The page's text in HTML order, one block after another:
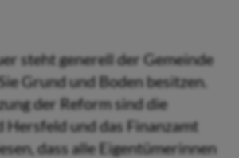
steht generell der Gemeinde
Grund und Boden besitzen.
der Reform sind die
Hersfeld und das Finanzamt
dass alle Eigentümerinnen